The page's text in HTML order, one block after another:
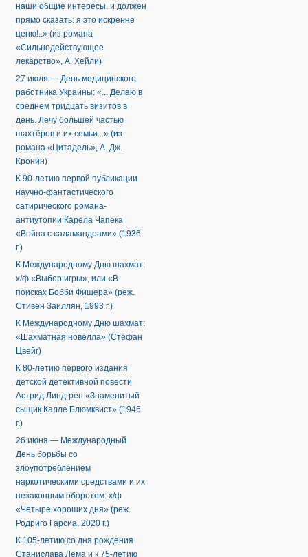
наши общие интересы, и должен
прямо сказать: я это искренне
ценю!..» (из романа
«Сильнодействующее
лекарство», А. Хейли)
27 июля — День медицинского
работника Украины: «... Делаю в
среднем тридцать визитов в
день. Лечу большей частью
шахтёров и их семьи...» (из
романа «Цитадель», А. Дж.
Кронин)
К 90-летию первой публикации
научно-фантастического
сатирического романа-
антиутопии Карела Чапека
«Война с саламандрами» (1936
г.)
К Международному Дню шахмат:
х/ф «Выбор игры», или «В
поисках Бобби Фишера» (реж.
Стивен Заиллян, 1993 г.)
К Международному Дню шахмат:
«Шахматная новелла» (Стефан
Цвейг)
К 80-летию первого издания
детской детективной повести
Астрид Линдгрен «Знаменитый
сыщик Калле Блюмквист» (1946
г.)
26 июня — Международный
День борьбы со
злоупотреблением
наркотическими средствами и их
незаконным оборотом: х/ф
«Четыре хороших дня» (реж.
Родриго Гарсиа, 2020 г.)
К 105-летию со дня рождения
Станислава Лема и к 75-летию